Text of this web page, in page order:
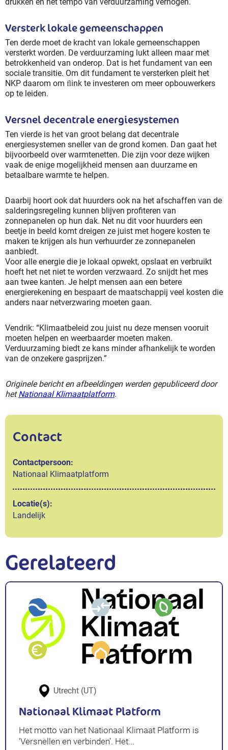
Versterk lokale gemeenschappen
Ten derde moet de kracht van lokale gemeenschappen
versterkt worden. De verduurzaming lukt alleen maar met
betrokkenheid van onderop. Dat is het fundament van een
sociale transitie. Om dit fundament te versterken pleit het
NKP daarom om ﬂink te investeren om meer opbouwerkers
op te leiden.
Versnel decentrale energiesystemen
Ten vierde is het van groot belang dat decentrale
energiesystemen sneller van de grond komen. Dan gaat het
bijvoorbeeld over warmtenetten. Die zijn voor deze wijken
vaak de enige mogelijkheid mensen aan duurzame en
betaalbare warmte te helpen.
Daarbij hoort ook dat huurders ook na het afschaffen van de
salderingsregeling kunnen blijven profiteren van
zonnepanelen op hun dak. Net nu dit voor huurders een
beetje in beeld komt dreigen ze juist met hogere kosten te
maken te krijgen als hun verhuurder ze zonnepanelen
aanbiedt.
Voor alle energie die je lokaal opwekt, opslaat en verbruikt
hoeft het net niet te worden verzwaard. Zo snijdt het mes
aan twee kanten. Je helpt mensen aan een betere
energierekening en bespaart de maatschappij veel kosten die
anders naar netverzwaring moeten gaan.
Vendrik: “Klimaatbeleid zou juist nu deze mensen vooruit
moeten helpen en weerbaarder moeten maken.
Verduurzaming biedt ze kans minder afhankelijk te worden
van de onzekere gasprijzen.”
Originele bericht en afbeeldingen werden gepubliceerd door
hetNationaal Klimaatplatform.
Contact
Contactpersoon:
Nationaal Klimaatplatform
Locatie(s):
Landelijk
Gerelateerd
Utrecht (UT)
Nationaal Klimaat Platform
Het motto van het Nationaal Klimaat Platform is
‘Versnellen en verbinden’. Het...